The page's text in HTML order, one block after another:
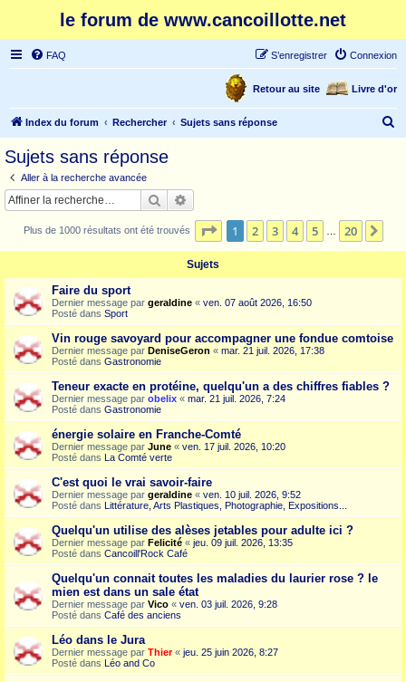
le forum de www.cancoillotte.net
FAQ Connexion
S’enregistrer
Livre d'or
Retour au site
Index du forum Rechercher Sujets sans réponse
c
Sujets sans réponse
Aller à la recherche avancée
Rechercher
Plus de 1000 résultats ont été trouvés Page 1sur20
1 2 3 4 5 20
Sujets
Faire du sport
Dernier message par geraldine « ven. 07 août 2026, 16:50
Posté dans Sport
Vin rouge savoyard pour accompagner une fondue comtoise
Dernier message par DeniseGeron « mar. 21 juil. 2026, 17:38
Posté dans Gastronomie
Teneur exacte en protéine, quelqu'un a des chiffres fiables ?
Dernier message par obelix « mar. 21 juil. 2026, 7:24
Posté dans Gastronomie
énergie solaire en Franche-Comté
Dernier message par June « ven. 17 juil. 2026, 10:20
Posté dans La Comté verte
C'est quoi le vrai savoir-faire
Dernier message par geraldine « ven. 10 juil. 2026, 9:52
Posté dans Littérature, Arts Plastiques, Photographie, Expositions...
Quelqu'un utilise des alèses jetables pour adulte ici ?
Dernier message par Felicité « jeu. 09 juil. 2026, 13:35
Posté dans Cancoill'Rock Café
Quelqu'un connait toutes les maladies du laurier rose ? le
mien est dans un sale état
Dernier message par Vico « ven. 03 juil. 2026, 9:28
Posté dans Café des anciens
Léo dans le Jura
Dernier message par Thier« jeu. 25 juin 2026, 8:27
Posté dans Léo and Co